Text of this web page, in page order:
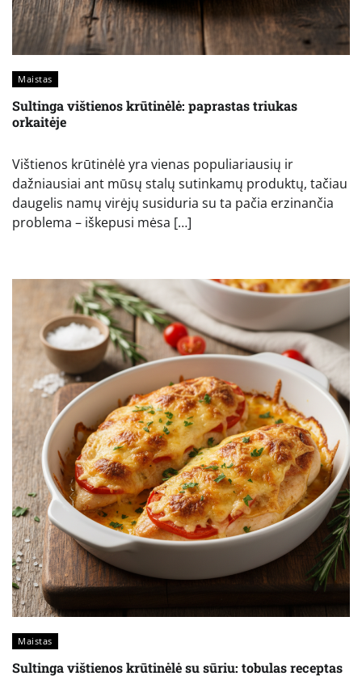
Maistas
Sultinga vištienos krūtinėlė: paprastas triukas
orkaitėje
Vištienos krūtinėlė yra vienas populiariausių ir
dažniausiai ant mūsų stalų sutinkamų produktų, tačiau
daugelis namų virėjų susiduria su ta pačia erzinančia
problema – iškepusi mėsa […]
Maistas
Sultinga vištienos krūtinėlė su sūriu: tobulas receptas